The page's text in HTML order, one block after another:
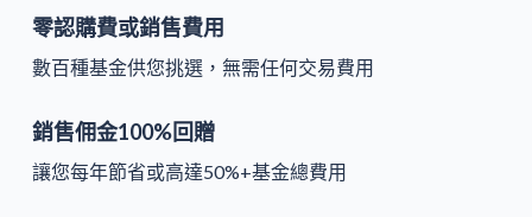
零認購費或銷售費用
數百種基金供您挑選，無需任何交易費用
銷售佣金100%回贈
讓您每年節省或高達50%+基金總費用